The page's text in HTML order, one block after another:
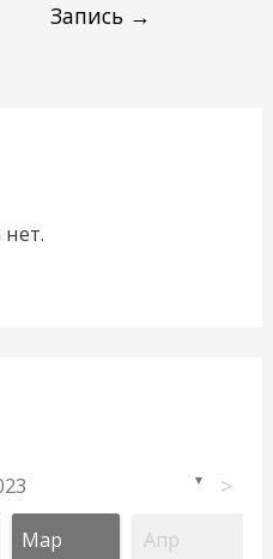
Запись →
▼ >
Мар Апр